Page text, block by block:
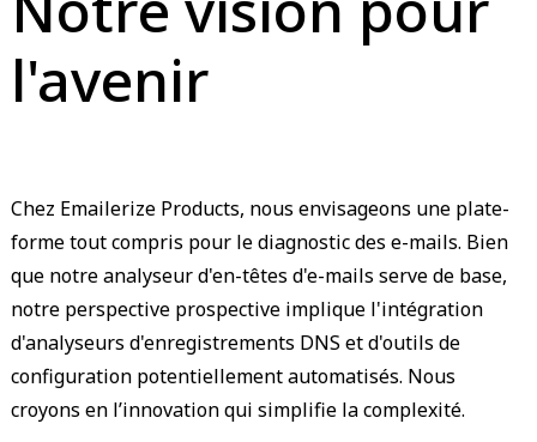
l'avenir
Chez Emailerize Products, nous envisageons une plate-
forme tout compris pour le diagnostic des e-mails. Bien
que notre analyseur d'en-têtes d'e-mails serve de base,
notre perspective prospective implique l'intégration
d'analyseurs d'enregistrements DNS et d'outils de
configuration potentiellement automatisés. Nous
croyons en l’innovation qui simplifie la complexité.